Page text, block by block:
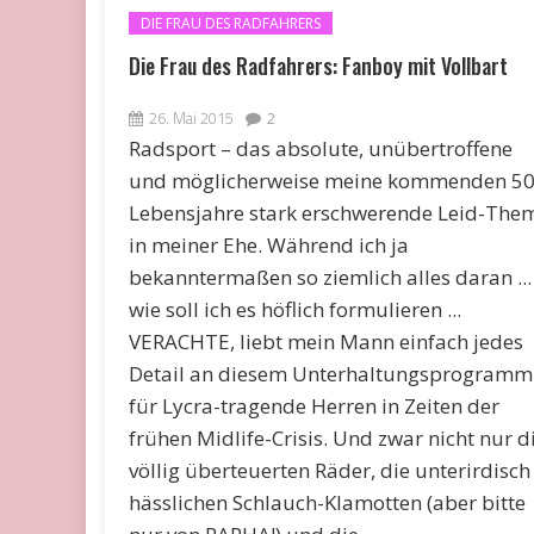
DIE FRAU DES RADFAHRERS
Die Frau des Radfahrers: Fanboy mit Vollbart
26. Mai 2015 2
Radsport – das absolute, unübertroffene
und möglicherweise meine kommenden 50
Lebensjahre stark erschwerende Leid-
in meiner Ehe. Während ich ja
bekanntermaßen so ziemlich alles daran ...
wie soll ich es höflich formulieren ...
VERACHTE, liebt mein Mann einfach jedes
Detail an diesem Unterhaltungsprogramm
für Lycra-tragende Herren in Zeiten der
frühen Midlife-Crisis. Und zwar nicht nur
völlig überteuerten Räder, die unterirdisch
hässlichen Schlauch-Klamotten (aber bitte